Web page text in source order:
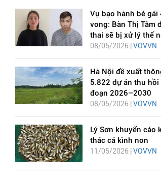
Vụ bạo hành bé gái
vong: Bàn Thị Tâm
thai sẽ bị xử lý thế
08/05/2026 | VOVVN
Hà Nội đề xuất
5.822 dự án thu hồi
đoạn 2026–2030
08/05/2026 | VOVVN
Lý Sơn khuyến cáo
thác cá kình non
11/05/2026 | VOVVN